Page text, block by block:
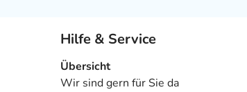
Hilfe & Service
Übersicht
Wir sind gern für Sie da